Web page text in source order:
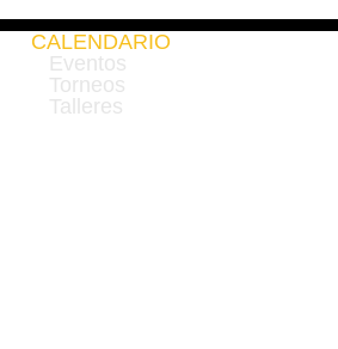
CALENDARIO
Eventos
Torneos
Talleres